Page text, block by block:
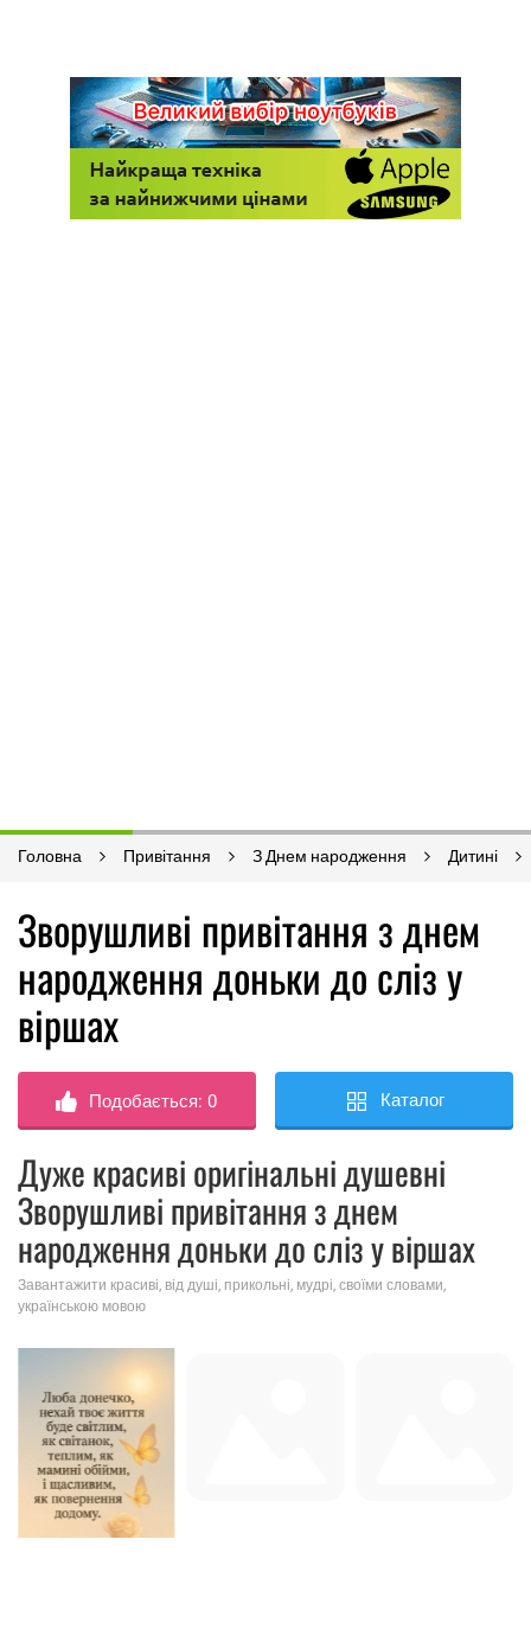
Головна Привітання З Днем народження Дитині
Зворушливі привітання з днем ​​
народження доньки до сліз у
віршах
Подобається:0 Каталог
Дуже красиві оригінальні душевні
Зворушливі привітання з днем ​​
народження доньки до сліз у віршах
Завантажити красиві, від душі, прикольні, мудрі, своїми словами,
українською мовою